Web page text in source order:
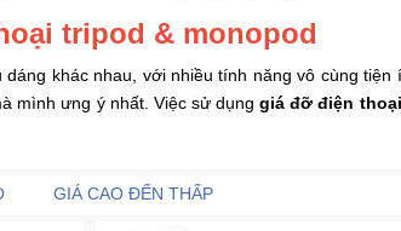
tripod & monopod
khác nhau, với nhiều tính năng vô cùng
mình ưng ý nhất. Việc sử dụng giá đỡ điện thoại
GIÁ CAO ĐẾN THẤP